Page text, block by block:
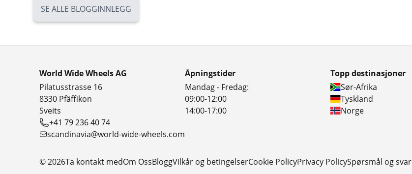
SE ALLE BLOGGINNLEGG
World Wide Wheels AG
Pilatusstrasse 16
8330 Pfäffikon
Sveits
+41 79 236 40 74
scandinavia@world-wide-wheels.com
Åpningstider
Mandag - Fredag:
09:00-12:00
14:00-17:00
Topp destinasjoner
Sør-Afrika
Tyskland
Norge
© 2026Ta kontakt medOm OssBloggVilkår og betingelserCookie PolicyPrivacy PolicySpørsmål og svar